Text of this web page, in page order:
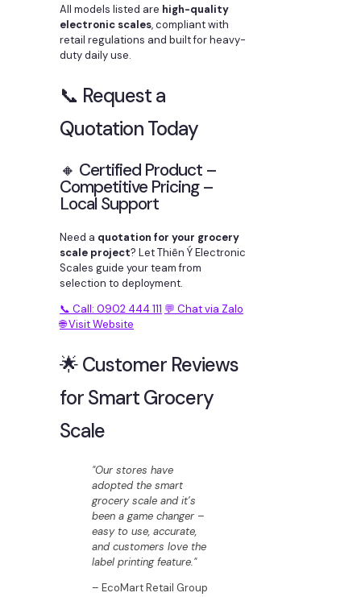
All models listed are high-quality
electronic scales, compliant with
retail regulations and built for heavy-
duty daily use.
📞 Request a
Quotation Today
🔸 Certified Product –
Competitive Pricing –
Local Support
Need a quotation for your grocery
scale project? Let Thiên Ý Electronic
Scales guide your team from
selection to deployment.
📞 Call: 0902 444 111 💬 Chat via Zalo
🌐 Visit Website
🌟 Customer Reviews
for Smart Grocery
Scale
"Our stores have
adopted the smart
grocery scale and it’s
been a game changer –
easy to use, accurate,
and customers love the
label printing feature."
– EcoMart Retail Group